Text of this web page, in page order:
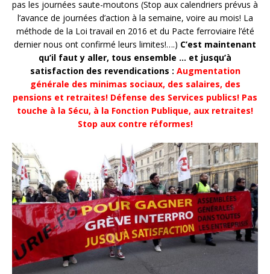
pas les journées saute-moutons (Stop aux calendriers prévus à
l’avance de journées d’action à la semaine, voire au mois! La
méthode de la Loi travail en 2016 et du Pacte ferroviaire l’été
dernier nous ont confirmé leurs limites!….) C’est maintenant
qu’il faut y aller, tous ensemble … et jusqu’à
satisfaction des revendications : Augmentation
générale des minimas sociaux, des salaires, des
pensions et retraites! Défense des Services publics! Pas
touche à la Sécu, à la Fonction Publique, aux retraites!
Stop aux contre réformes!